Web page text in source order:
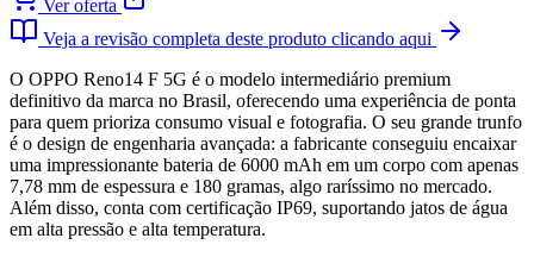
Ver oferta
Veja a revisão completa deste produto clicando aqui
O OPPO Reno14 F 5G é o modelo intermediário premium
definitivo da marca no Brasil, oferecendo uma experiência de ponta
para quem prioriza consumo visual e fotografia. O seu grande trunfo
é o design de engenharia avançada: a fabricante conseguiu encaixar
uma impressionante bateria de 6000 mAh em um corpo com apenas
7,78 mm de espessura e 180 gramas, algo raríssimo no mercado.
Além disso, conta com certificação IP69, suportando jatos de água
em alta pressão e alta temperatura.